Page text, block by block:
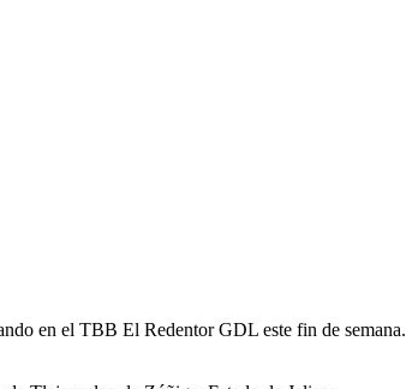
en el TBB El Redentor GDL este fin de semana.